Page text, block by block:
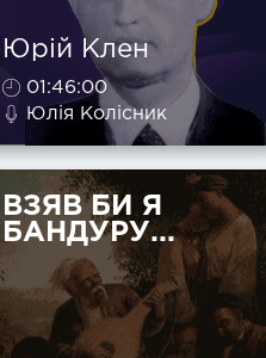
Юрій Клен
01:46:00
Юлія Колісник
ВЗЯВ БИ Я
БАНДУРУ...